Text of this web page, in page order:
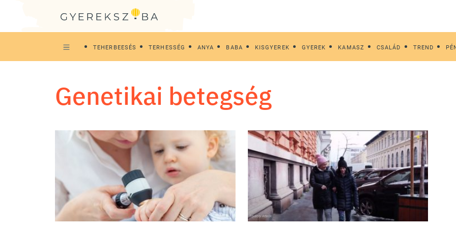
TEHERBEESÉS TERHESSÉG ANYA BABA KISGYEREK GYEREK KAMASZ CSALÁD TREND
genetikai betegség